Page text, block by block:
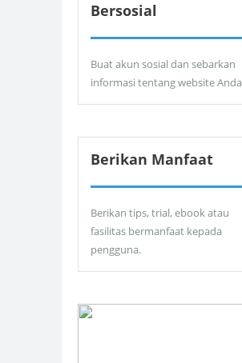
Bersosial
Buat akun sosial dan sebarkan
informasi tentang website Anda
Berikan Manfaat
Berikan tips, trial, ebook atau
fasilitas bermanfaat kepada
pengguna.